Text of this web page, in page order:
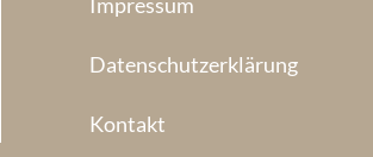
Datenschutzerklärung
Kontakt